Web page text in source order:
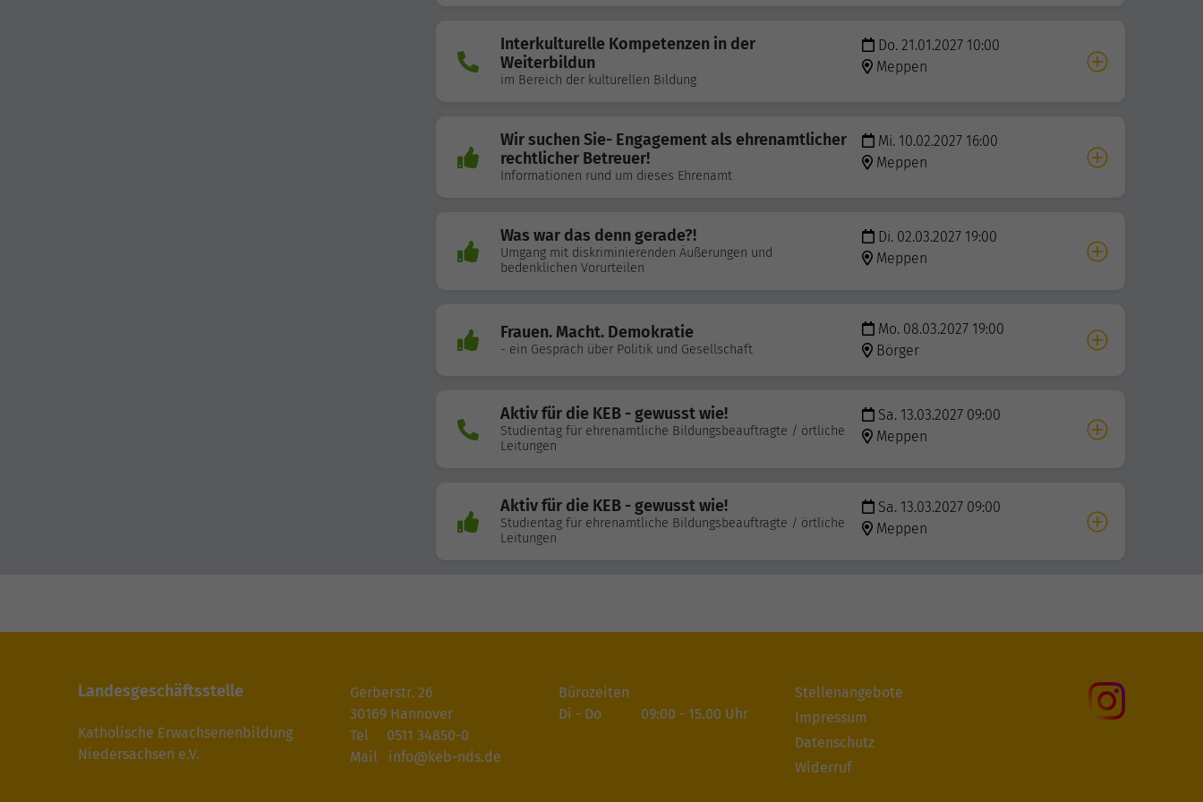
Interkulturelle Kompetenzen in der
Weiterbildun
im Bereich der kulturellen Bildung
Do. 21.01.2027 10:00
Meppen
Wir suchen Sie- Engagement als ehrenamtlicher
rechtlicher Betreuer!
Informationen rund um dieses Ehrenamt
Mi. 10.02.2027 16:00
Meppen
Was war das denn gerade?!
Umgang mit diskriminierenden Äußerungen und
bedenklichen Vorurteilen
Di. 02.03.2027 19:00
Meppen
Frauen. Macht. Demokratie
- ein Gespräch über Politik und Gesellschaft
Mo. 08.03.2027 19:00
Börger
Aktiv für die KEB - gewusst wie!
Studientag für ehrenamtliche Bildungsbeauftragte / örtliche
Leitungen
Sa. 13.03.2027 09:00
Meppen
Aktiv für die KEB - gewusst wie!
Studientag für ehrenamtliche Bildungsbeauftragte / örtliche
Leitungen
Sa. 13.03.2027 09:00
Meppen
Landesgeschäftsstelle
Katholische Erwachsenenbildung
Niedersachsen e.V.
Gerberstr. 26
30169 Hannover
Tel 0511 34850-0
Mail info@keb-nds.de
Bürozeiten
Di - Do
09:00 - 15.00 Uhr
Stellenangebote
Impressum
Datenschutz
Widerruf